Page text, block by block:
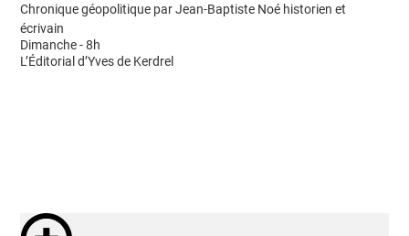
Chronique géopolitique par Jean-Baptiste Noé historien et
écrivain
Dimanche - 8h
L’Éditorial d’Yves de Kerdrel